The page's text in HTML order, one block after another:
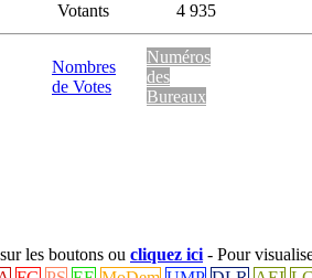
Votants
4 935
Nombres
de Votes
Numéros
des
Bureaux
les boutons ou cliquez ici - Pour